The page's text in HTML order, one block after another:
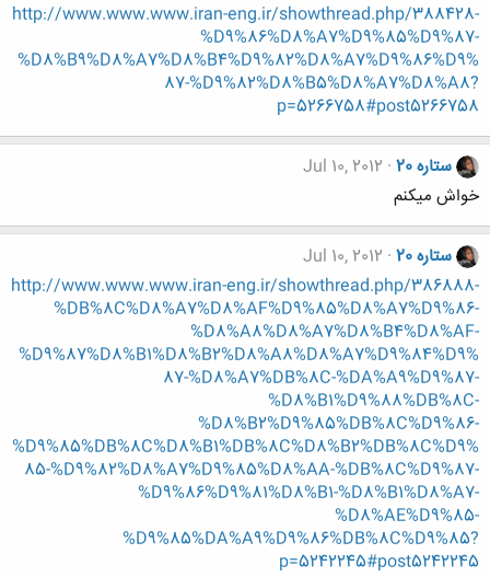
http://www.www.www.iran-eng.ir/showthread.php/388428-
%D9%86%D8%A7%D9%85%D9%87-
%D8%B9%D8%A7%D8%B4%D9%82%D8%A7%D9%86%D9%
87-%D9%82%D8%B5%D8%A7%D8%A8?
p=5266758#post5266758
ستاره 20
Jul 10, 2012
خواش میکنم
ستاره 20
Jul 10, 2012
http://www.www.www.iran-eng.ir/showthread.php/386888-
%DB%8C%D8%A7%D8%AF%D9%85%D8%A7%D9%86-
%D8%A8%D8%A7%D8%B4%D8%AF-
%D9%87%D8%B1%D8%B2%D8%A8%D8%A7%D9%84%D9%
87-%D8%A7%DB%8C-%DA%A9%D9%87-
%D8%B1%D9%88%DB%8C-
%D8%B2%D9%85%DB%8C%D9%86-
%D9%85%DB%8C%D8%B1%DB%8C%D8%B2%DB%8C%D9%
85-%D9%82%D8%A7%D9%85%D8%AA-%DB%8C%D9%87-
%D9%86%D9%81%D8%B1-%D8%B1%D8%A7-
%D8%AE%D9%85-
%D9%85%DA%A9%D9%86%DB%8C%D9%85?
p=5242245#post5242245